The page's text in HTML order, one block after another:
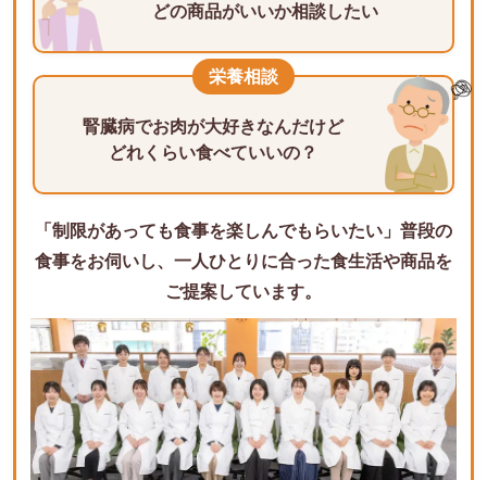
どの商品がいいか相談したい
栄養相談
腎臓病でお肉が大好きなんだけど
どれくらい食べていいの？
「制限があっても食事を楽しんでもらいたい」 普段の
食事をお伺いし、一人ひとりに合った食生活や商品を
ご提案しています。